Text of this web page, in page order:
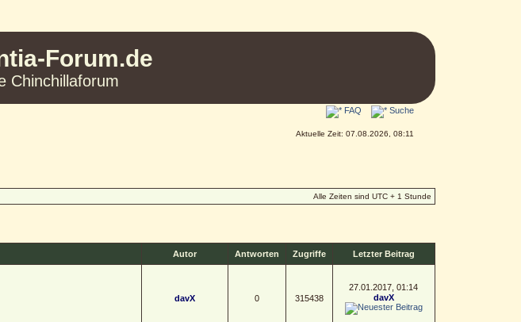
Forum.de
Chinchillaforum
FAQ Suche
Aktuelle Zeit: 07.08.2026, 08:11
Alle Zeiten sind UTC + 1 Stunde
Autor Antworten Zugriffe Letzter Beitrag
davX 0 315438
27.01.2017, 01:14
davX